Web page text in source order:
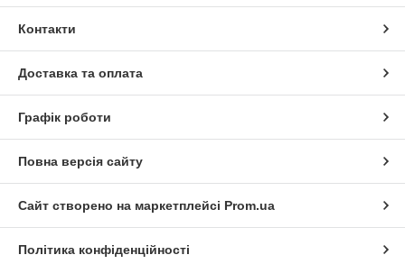
Контакти
Доставка та оплата
Графік роботи
Повна версія сайту
Сайт створено на маркетплейсі Prom.ua
Політика конфіденційності